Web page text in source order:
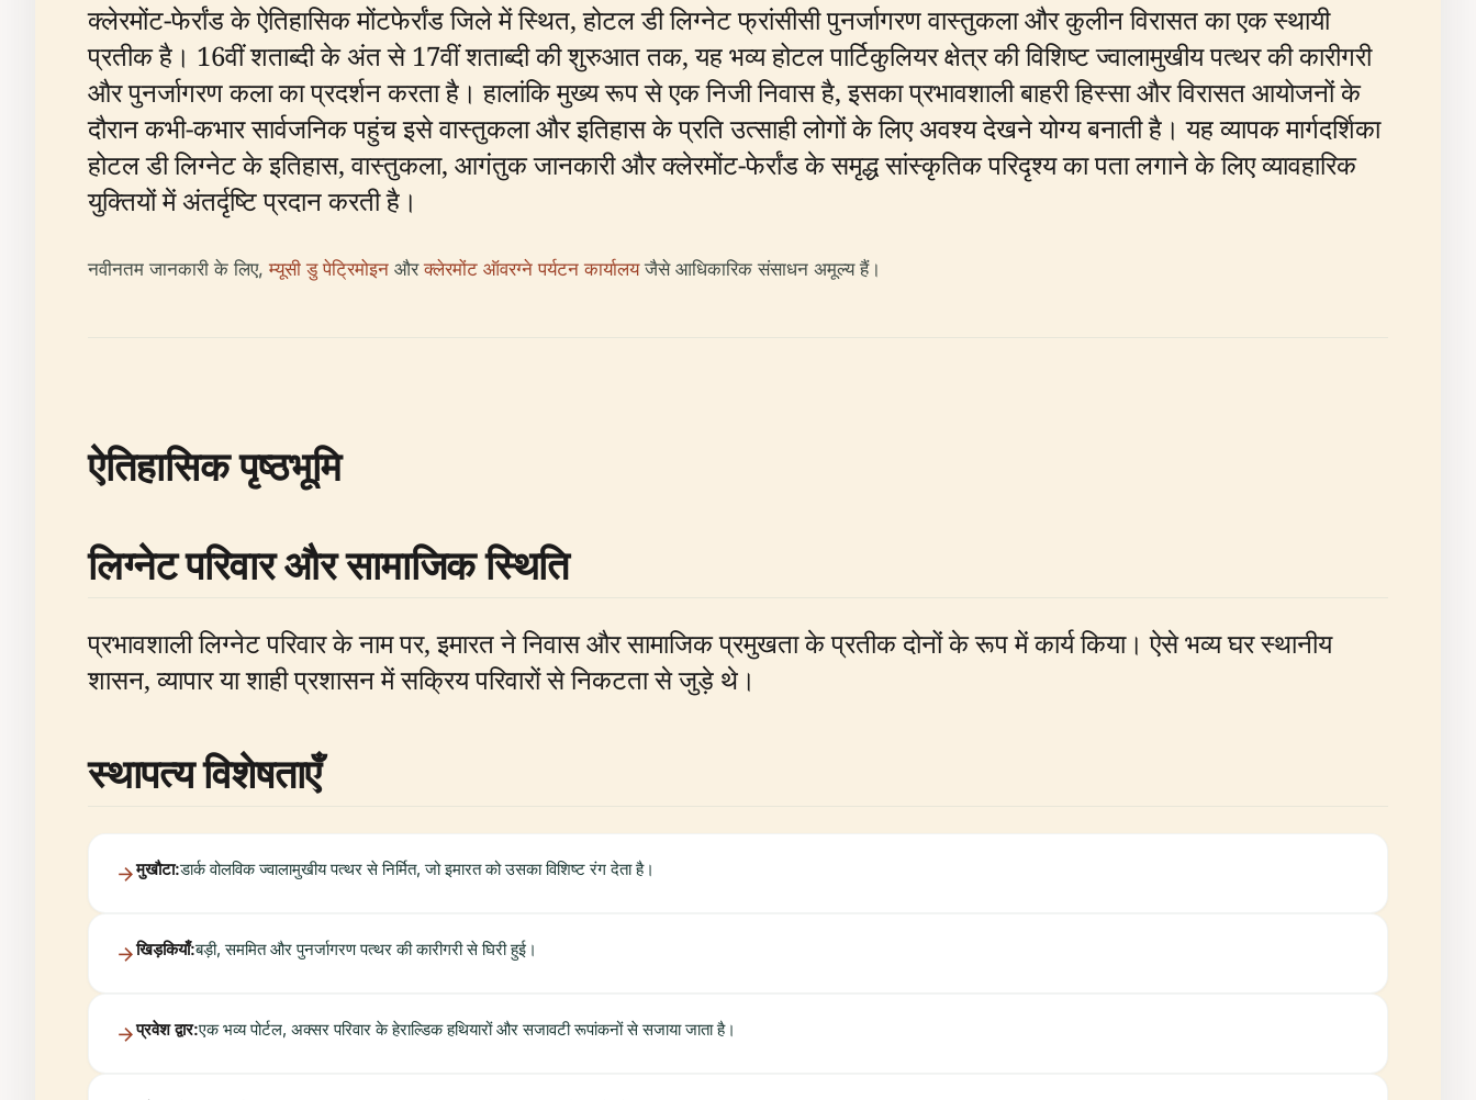
क्लेरमोंट-फेर्रांड के ऐतिहासिक मोंटफेर्रांड जिले में स्थित, होटल डी लिग्नेट फ्रांसीसी पुनर्जागरण वास्तुकला और कुलीन विरासत का एक स्थायी
प्रतीक है। 16वीं शताब्दी के अंत से 17वीं शताब्दी की शुरुआत तक, यह भव्य होटल पार्टिकुलियर क्षेत्र की विशिष्ट ज्वालामुखीय पत्थर की कारीगरी
और पुनर्जागरण कला का प्रदर्शन करता है। हालांकि मुख्य रूप से एक निजी निवास है, इसका प्रभावशाली बाहरी हिस्सा और विरासत आयोजनों के
दौरान कभी-कभार सार्वजनिक पहुंच इसे वास्तुकला और इतिहास के प्रति उत्साही लोगों के लिए अवश्य देखने योग्य बनाती है। यह व्यापक मार्गदर्शिका
होटल डी लिग्नेट के इतिहास, वास्तुकला, आगंतुक जानकारी और क्लेरमोंट-फेर्रांड के समृद्ध सांस्कृतिक परिदृश्य का पता लगाने के लिए व्यावहारिक
युक्तियों में अंतर्दृष्टि प्रदान करती है।
नवीनतम जानकारी के लिए,म्यूसी डु पेट्रिमोइन औरक्लेरमोंट ऑवरग्ने पर्यटन कार्यालयजैसे आधिकारिक संसाधन अमूल्य हैं।
ऐतिहासिक पृष्ठभूमि
लिग्नेट परिवार और सामाजिक स्थिति
प्रभावशाली लिग्नेट परिवार के नाम पर, इमारत ने निवास और सामाजिक प्रमुखता के प्रतीक दोनों के रूप में कार्य किया। ऐसे भव्य घर स्थानीय
शासन, व्यापार या शाही प्रशासन में सक्रिय परिवारों से निकटता से जुड़े थे।
स्थापत्य विशेषताएँ
मुखौटा:डार्क वोलविक ज्वालामुखीय पत्थर से निर्मित, जो इमारत को उसका विशिष्ट रंग देता है।
खिड़कियाँ:बड़ी, सममित और पुनर्जागरण पत्थर की कारीगरी से घिरी हुई।
प्रवेश द्वार:एक भव्य पोर्टल, अक्सर परिवार के हेराल्डिक हथियारों और सजावटी रूपांकनों से सजाया जाता है।